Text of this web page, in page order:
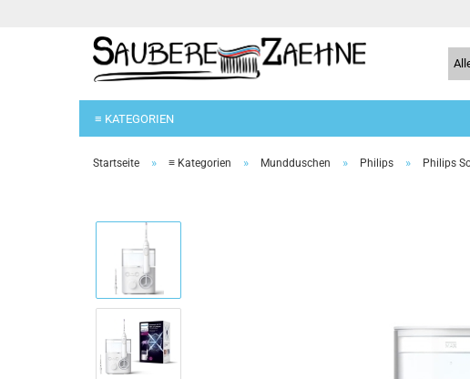
≡ KATEGORIEN
Startseite » ≡ Kategorien » Mundduschen » Philips » Philips